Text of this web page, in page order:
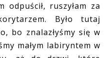
odpuścił, ruszyłam za
Było tutaj
bo znalazłyśmy się w
małym labiryntem w